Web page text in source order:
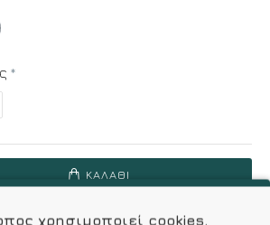
ΚΑΛΆΘΙ
χρησιμοποιεί cookies.